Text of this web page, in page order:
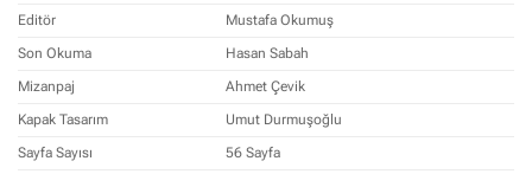
Editör
Mustafa Okumuş
Son Okuma
Hasan Sabah
Mizanpaj
Ahmet Çevik
Kapak Tasarım
Umut Durmuşoğlu
Sayfa Sayısı
56 Sayfa